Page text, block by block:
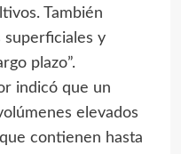
También
superficiales y
plazo”.
indicó que un
elevados
contienen hasta